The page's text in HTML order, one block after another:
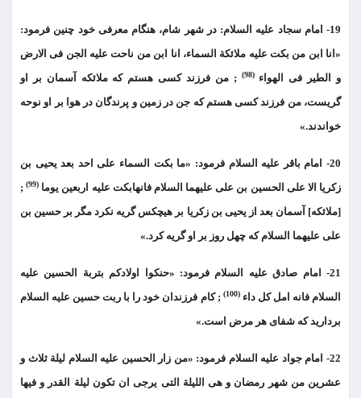
19- امام سجاد علیه السلام: در شهر شام، هنگام معرفی خود چنین فرمود:
«انا ابن من بکت علیه ملائکة السماء، انا ابن من ناحت علیه الجن فی الارض
و الطیر فی الهواء(98)
; من فرزند کسی هستم که ملائکه آسمان بر او
گریست، من فرزند کسی هستم که جن در زمین و پرندگان در هوا بر او نوحه
خواندند.»
20- امام باقر علیه السلام فرمود: «ما بکت السماء علی احد بعد یحیی بن
زکریا الا علی الحسین بن علی علیهما السلام فانهابکت علیه اربعین یوما (99)
;
[ملائکه] آسمان بعد از یحیی بن زکریا بر هیچکس گریه نکرد مگر بر حسین بن
علی علیهما السلام که چهل روز بر او گریه کرد.»
21- امام صادق علیه السلام فرمود: «حنکوا اولادکم بتربة الحسین علیه
السلام فانه امل کل داء(100)
; کام فرزندان خود را با ربت حسین علیه السلام
بردارید که شفای هر مرض است.»
22- امام جواد علیه السلام فرمود: «من زار الحسین علیه السلام لیلة ثلاث و
عشرین من شهر رمضان و هی اللیلة التی یرجی ان تکون لیلة القدر و فیها